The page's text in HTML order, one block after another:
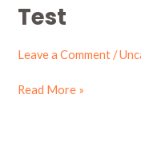
Test
Leave a Comment /
Test
Read More »